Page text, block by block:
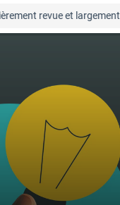
revue et largement…voir